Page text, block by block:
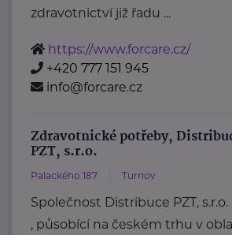
zdravotnictví již řadu ...
https://www.forcare.cz/
+420 777 151 945
info@forcare.cz
Zdravotnické potřeby,
PZT, s.r.o.
Palackého 187 Turnov
Společnost Distribuce PZT, s.r.o.
, působící na českém trhu v